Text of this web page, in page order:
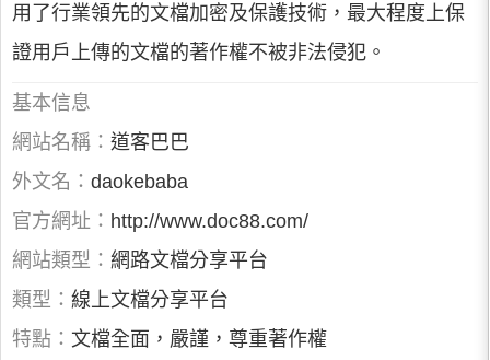
用了行業領先的文檔加密及保護技術，最大程度上保
證用戶上傳的文檔的著作權不被非法侵犯。
基本信息
網站名稱： 道客巴巴
外文名： daokebaba
官方網址： http://www.doc88.com/
網站類型： 網路文檔分享平台
類型： 線上文檔分享平台
特點： 文檔全面，嚴謹，尊重著作權